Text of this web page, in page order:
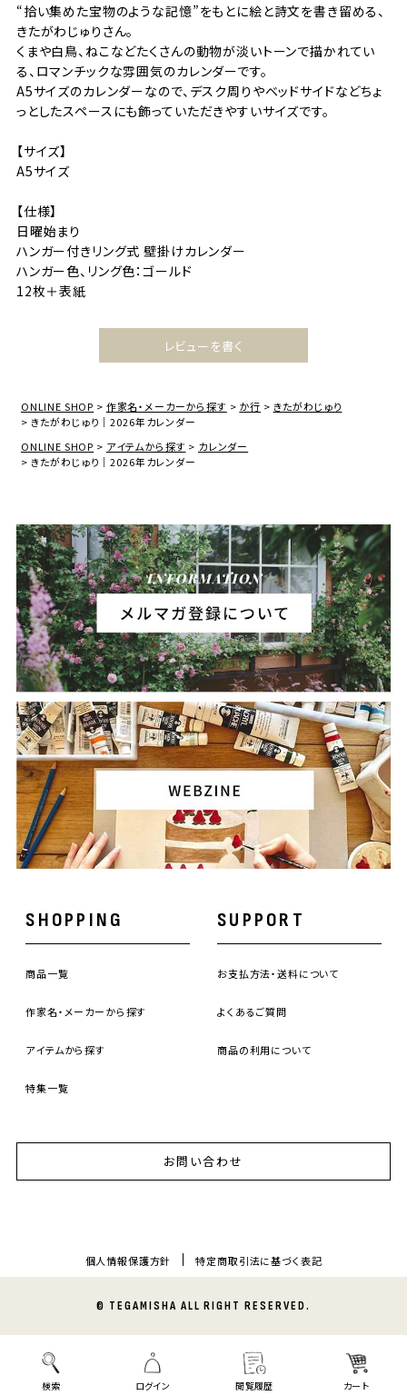
“拾い集めた宝物のような記憶”をもとに絵と詩文を書き留める、
きたがわじゅりさん。
くまや白鳥、ねこなどたくさんの動物が淡いトーンで描かれてい
る、ロマンチックな雰囲気のカレンダーです。
A5サイズのカレンダーなので、デスク周りやベッドサイドなどちょ
っとしたスペースにも飾っていただきやすいサイズです。
【サイズ】
A5サイズ
【仕様】
日曜始まり
ハンガー付きリング式 壁掛けカレンダー
ハンガー色、リング色：ゴールド
12枚＋表紙
レビューを書く
ONLINE SHOP 作家名・メーカーから探す か行
きたがわじゅり
きたがわじゅり｜2026年カレンダー
ONLINE SHOP
アイテムから探す
カレンダー
きたがわじゅり｜2026年カレンダー
SHOPPING
商品一覧
作家名・メーカーから探す
アイテムから探す
特集一覧
SUPPORT
お支払方法・送料について
よくあるご質問
商品の利用について
お問い合わせ
個人情報保護方針 特定商取引法に基づく表記
© TEGAMISHA ALL RIGHT RESERVED.